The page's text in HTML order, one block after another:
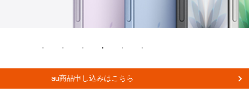
au商品申し込みはこちら